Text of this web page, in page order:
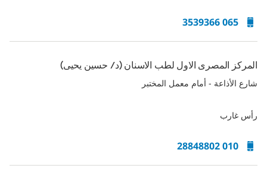
065 3539366
المركز المصرى الاول لطب الاسنان (د/ حسين يحيى)
شارع الأذاعة - أمام معمل المختبر
رأس غارب
010 28848802